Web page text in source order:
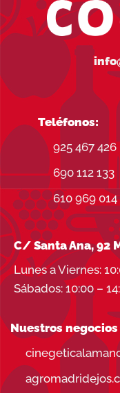
Teléfonos:
925 467 426
690 112 133
610 969 014
C/ Santa Ana, 92
Lunes a Viernes:
Sábados: 10:00 –
Nuestros negocios